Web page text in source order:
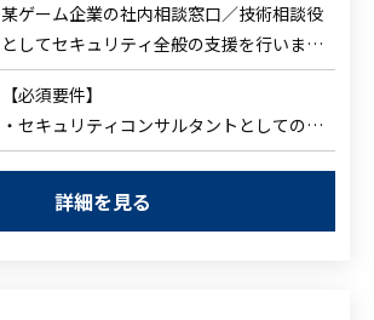
某ゲーム企業の社内相談窓口／技術相談役
としてセキュリティ全般の支援を行いま
す。
・社内各部門からのセキュリティ相談対応
・ゲーム/ITシステムにかかわるセキュリ
ティアーキテクチャレビュー
・セキュリティリスクの抽出・改善提案
・インシデント検討、技術的助言
【必須要件】
・セキュリティコンサルタントとしての実
務経験
詳細を見る